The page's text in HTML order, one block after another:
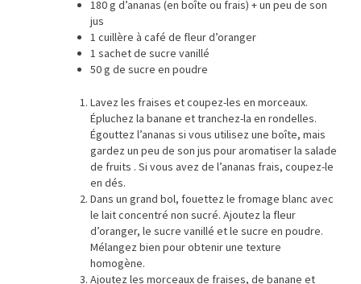
180 g d’ananas (en boîte ou frais) + un peu de son
jus
1 cuillère à café de fleur d’oranger
1 sachet de sucre vanillé
50 g de sucre en poudre
Lavez les fraises et coupez-les en morceaux.
Épluchez la banane et tranchez-la en rondelles.
Égouttez l’ananas si vous utilisez une boîte, mais
gardez un peu de son jus pour aromatiser la salade
de fruits . Si vous avez de l’ananas frais, coupez-le
en dés.
Dans un grand bol, fouettez le fromage blanc avec
le lait concentré non sucré. Ajoutez la fleur
d’oranger, le sucre vanillé et le sucre en poudre.
Mélangez bien pour obtenir une texture
homogène.
Ajoutez les morceaux de fraises, de banane et